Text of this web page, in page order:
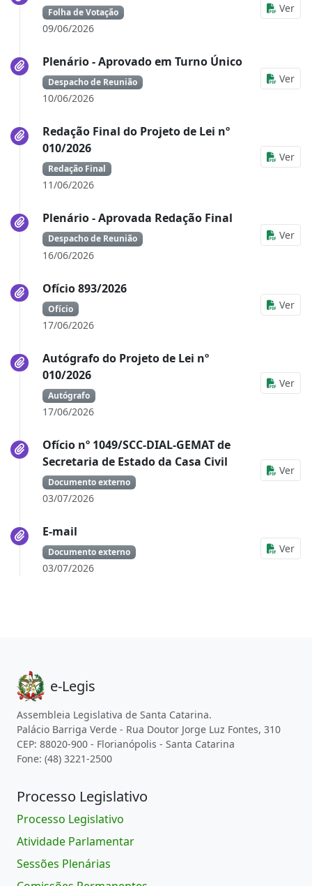
Folha de Votação
09/06/2026
Ver
Plenário - Aprovado em Turno Único
Despacho de Reunião
10/06/2026
Ver
Redação Final do Projeto de Lei nº
010/2026
Redação Final
11/06/2026
Ver
Plenário - Aprovada Redação Final
Despacho de Reunião
16/06/2026
Ver
Ofício 893/2026
Ofício
17/06/2026
Ver
Autógrafo do Projeto de Lei nº
010/2026
Autógrafo
17/06/2026
Ver
Ofício nº 1049/SCC-DIAL-GEMAT de
Secretaria de Estado da Casa Civil
Documento externo
03/07/2026
Ver
E-mail
Documento externo
03/07/2026
Ver
e-Legis
Assembleia Legislativa de Santa Catarina.
Palácio Barriga Verde - Rua Doutor Jorge Luz Fontes, 310
CEP: 88020-900 - Florianópolis - Santa Catarina
Fone: (48) 3221-2500
Processo Legislativo
Processo Legislativo
Atividade Parlamentar
Sessões Plenárias